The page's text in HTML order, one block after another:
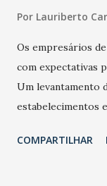
Por Lauriberto
Os empresários
com expectativas
Um levantamento
estabelecimentos
relação ao último
COMPARTILHAR